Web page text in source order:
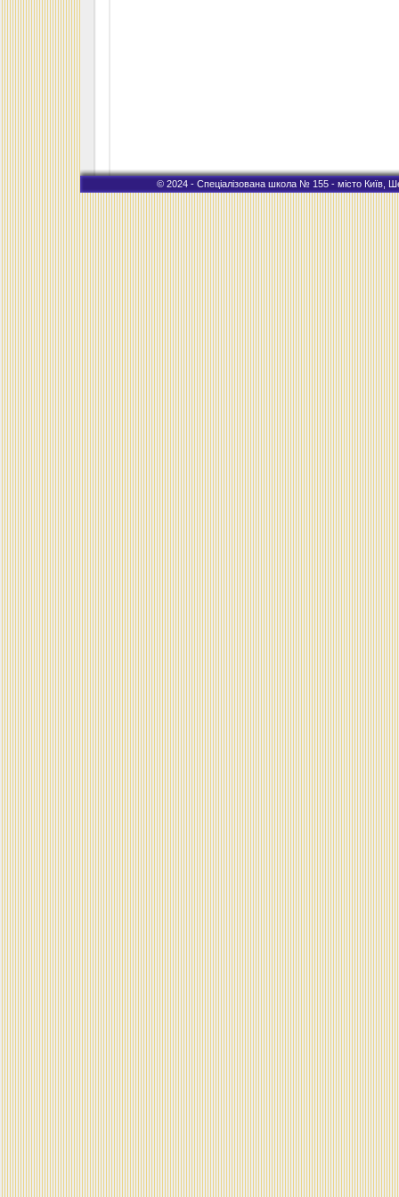
© 2024 - Спеціалізована школа № 155 - місто Київ,